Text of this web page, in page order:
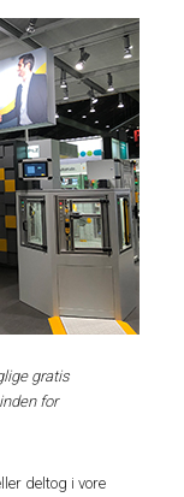
gratis
for
deltog i vore